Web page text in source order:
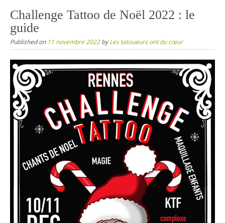
content
Challenge Tattoo de Noël 2022 : le
guide
Published on 11 novembre 2022byLes tatoueurs ont du cœur